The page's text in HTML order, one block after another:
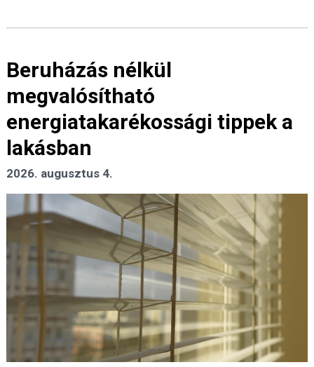
Beruházás nélkül
megvalósítható
energiatakarékossági tippek a
lakásban
2026. augusztus 4.